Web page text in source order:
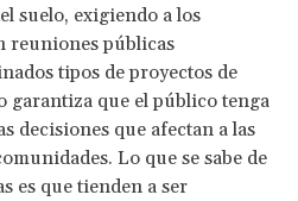
suelo, exigiendo a los
reuniones públicas
tipos de proyectos de
garantiza que el público tenga
decisiones que afectan a las
Lo que se sabe de
es que tienden a ser